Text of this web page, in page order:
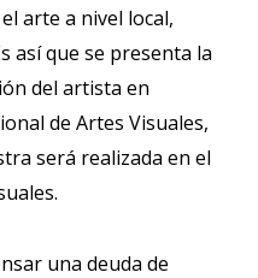
arte a nivel local,
así que se presenta la
del artista en
de Artes Visuales,
será realizada en el
una deuda de